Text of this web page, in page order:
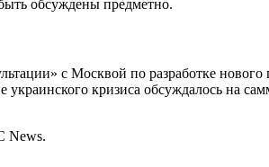
обсуждены предметно.
с Москвой по разработке
украинского кризиса обсуждалось на
News.